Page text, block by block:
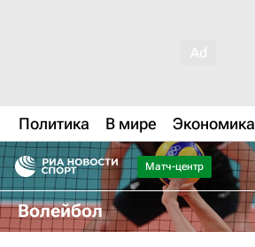
Политика В мире Экономика
Матч-центр
Волейбол